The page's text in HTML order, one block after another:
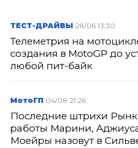
ТЕСТ-ДРАЙВЫ 28/06 13:30
Телеметрия на
создания в MotoGP до
любой пит-байк
МотоГП 04/08 21:26
Последние штрихи
работы Марини,
Моейры назовут в